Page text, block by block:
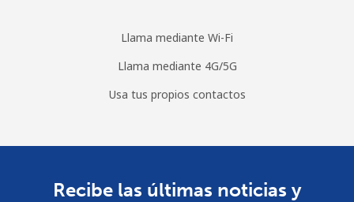
Llama mediante Wi-Fi
Llama mediante 4G/5G
Usa tus propios contactos
Recibe las últimas noticias y